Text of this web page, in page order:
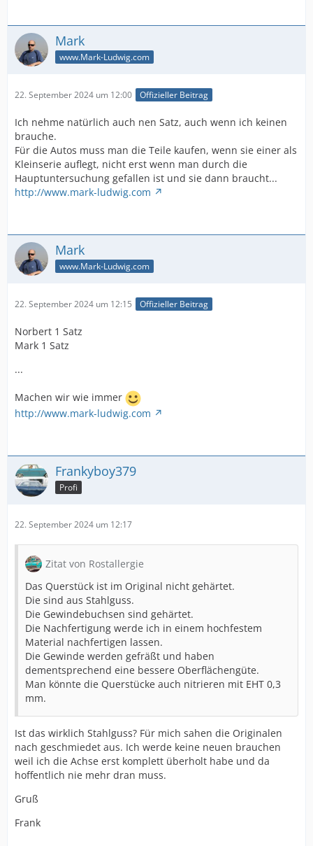
Mark
www.Mark-Ludwig.com
22. September 2024 um 12:00 Offizieller Beitrag
Ich nehme natürlich auch nen Satz, auch wenn ich keinen
brauche.
Für die Autos muss man die Teile kaufen, wenn sie einer als
Kleinserie auflegt, nicht erst wenn man durch die
Hauptuntersuchung gefallen ist und sie dann braucht...
http://www.mark-ludwig.com
Mark
www.Mark-Ludwig.com
22. September 2024 um 12:15 Offizieller Beitrag
Norbert 1 Satz
Mark 1 Satz
...
Machen wir wie immer
http://www.mark-ludwig.com
Frankyboy379
Profi
22. September 2024 um 12:17
Zitat von Rostallergie
Das Querstück ist im Original nicht gehärtet.
Die sind aus Stahlguss.
Die Gewindebuchsen sind gehärtet.
Die Nachfertigung werde ich in einem hochfestem
Material nachfertigen lassen.
Die Gewinde werden gefräßt und haben
dementsprechend eine bessere Oberflächengüte.
Man könnte die Querstücke auch nitrieren mit EHT 0,3
mm.
Ist das wirklich Stahlguss? Für mich sahen die Originalen
nach geschmiedet aus. Ich werde keine neuen brauchen
weil ich die Achse erst komplett überholt habe und da
hoffentlich nie mehr dran muss.
Gruß
Frank